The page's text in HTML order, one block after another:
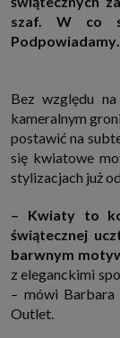
http://
danych
Podstawa i cel
Twoje dane
1. Jeśli
zapewniającej
w oparciu o
Twoje dane w
konta nie
wygody
również
interesujesz
innych
dotyczącą
interesów.
szaf. W co
Podpowiadamy…
Bez względu
kameralnym
postawić na
się kwiatowe
stylizacjach już
– Kwiaty to
świątecznej
barwnym
z eleganckimi
– mówi Barbara
Outlet.